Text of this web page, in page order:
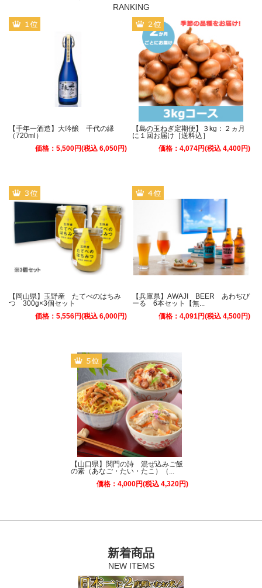
【千年一酒造】大吟醸 千代の縁
（720ml）
価格：5,500円(税込 6,050円)
【島の玉ねぎ定期便】３kg：２ヵ月
に１回お届け［送料込］
価格：4,074円(税込 4,400円)
【岡山県】玉野産 たてべのはちみ
つ 300g×3個セット
価格：5,556円(税込 6,000円)
【兵庫県】AWAJI BEER あわぢび
ーる 6本セット【無...
価格：4,091円(税込 4,500円)
【山口県】関門の詩 混ぜ込みご飯
の素（あなご・たい・たこ）（...
価格：4,000円(税込 4,320円)
新着商品